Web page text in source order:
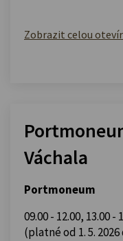
Zobrazit celou
Váchala
Portmoneum
09.00 - 12.00, 13.00 -
(platné od 1. 5. 2026